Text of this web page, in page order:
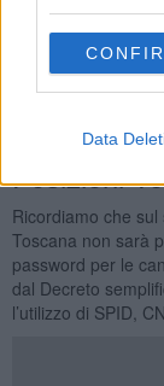
Data
Tipologia
Lavoro a
Lavoro a
Posizioni
Ricordiamo che sul
Toscana non sarà
password per le
dal Decreto
l’utilizzo di SPID,